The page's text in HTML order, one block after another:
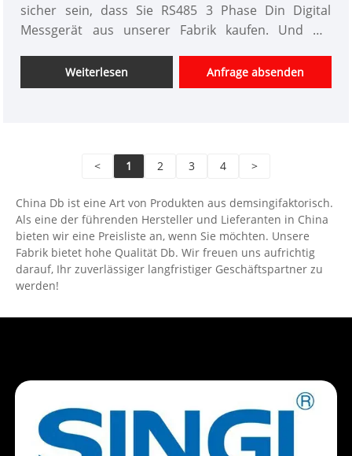
sicher sein, dass Sie RS485 3 Phase Din Digital
Messgerät aus unserer Fabrik kaufen. Und wir
zeitnahe Lieferung an. Es ist ein langjähriger
Messgerät mit dem Vorteil einer hohen Stabilität,
Weiterlesen Anfrage absenden
< 1 2 3 4 >
China Db ist eine Art von Produkten aus demsingifaktorisch.
Als eine der führenden Hersteller und Lieferanten in China
bieten wir eine Preisliste an, wenn Sie möchten. Unsere
Fabrik bietet hohe Qualität Db. Wir freuen uns aufrichtig
darauf, Ihr zuverlässiger langfristiger Geschäftspartner zu
werden!